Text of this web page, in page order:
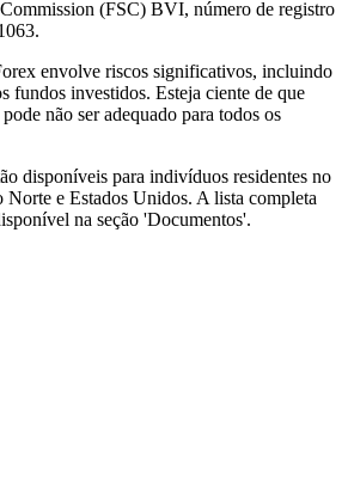
(FSC) BVI, número de registro
envolve riscos significativos, incluindo
fundos investidos. Esteja ciente de que
não ser adequado para todos os
disponíveis para indivíduos residentes no
e Estados Unidos. A lista completa
na seção 'Documentos'.